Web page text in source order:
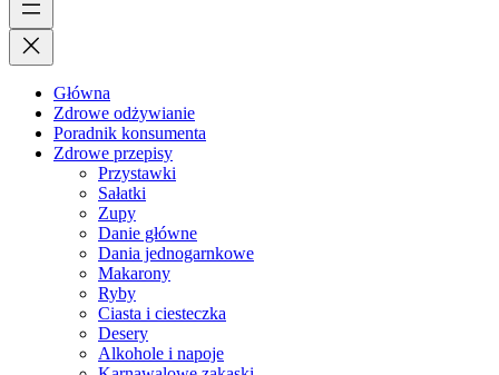
Główna
Zdrowe odżywianie
Poradnik konsumenta
Zdrowe przepisy
Przystawki
Sałatki
Zupy
Danie główne
Dania jednogarnkowe
Makarony
Ryby
Ciasta i ciesteczka
Desery
Alkohole i napoje